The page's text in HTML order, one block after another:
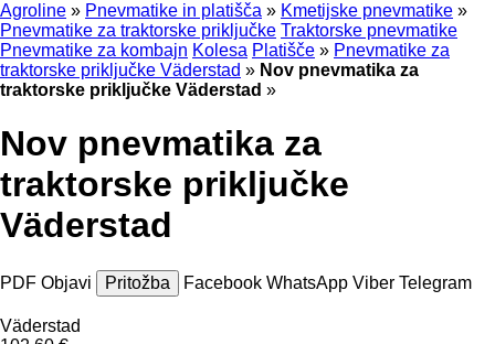
Agroline » Pnevmatike in platišča » Kmetijske pnevmatike »
Pnevmatike za traktorske priključke Traktorske pnevmatike
Pnevmatike za kombajn Kolesa Platišče » Pnevmatike za
traktorske priključke Väderstad » Nov pnevmatika za
traktorske priključke Väderstad »
Nov pnevmatika za
traktorske priključke
Väderstad
PDF Objavi Pritožba Facebook WhatsApp Viber Telegram
Väderstad